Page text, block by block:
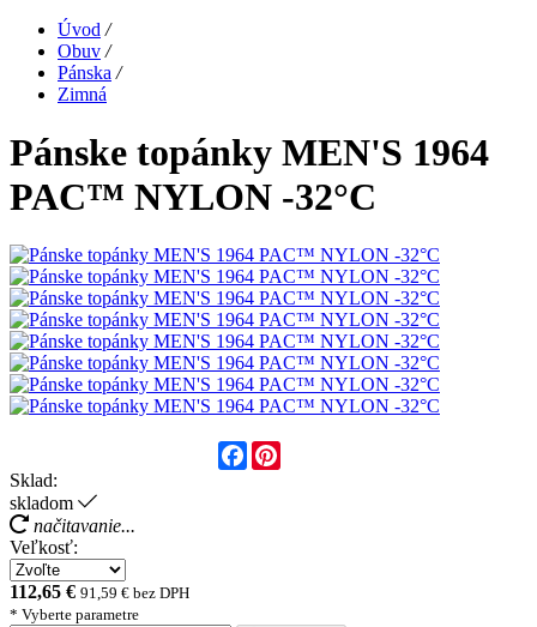
Úvod /
Obuv /
Pánska /
Zimná
Pánske topánky MEN'S 1964
PAC™ NYLON -32°C
Facebook
Sklad:
skladom
načitavanie...
Veľkosť:
112,65 € 91,59 € bez DPH
* Vyberte parametre